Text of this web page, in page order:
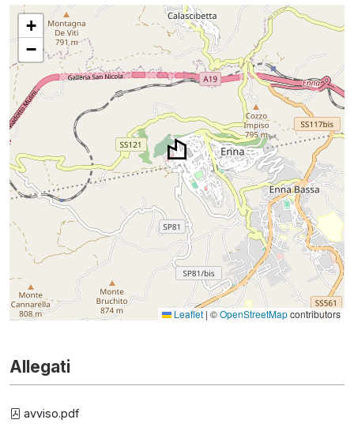
+
−
Leaflet | ©OpenStreetMapcontributors
Allegati
avviso.pdf